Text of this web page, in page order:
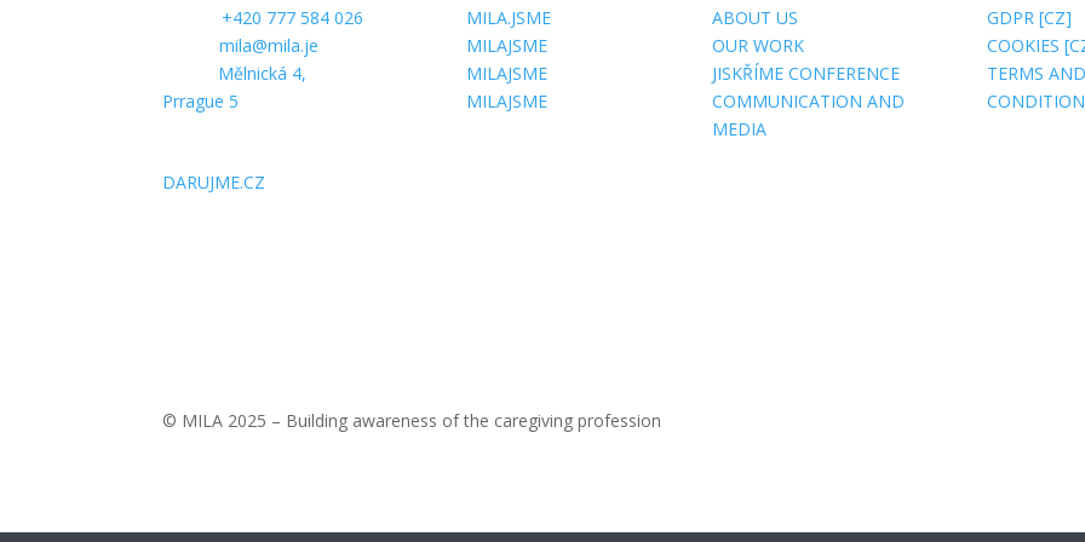
+420 777 584 026
E-mail:mila@mila.je
Mělnická 4,
Prrague 5
DARUJME.CZ
MILA.JSME
MILAJSME
MILAJSME
MILAJSME
ABOUT US
OUR WORK
JISKŘÍME CONFERENCE
COMMUNICATION AND
MEDIA
GDPR [CZ]
COOKIES
TERMS AND
© MILA 2025 – Building awareness of the caregiving profession